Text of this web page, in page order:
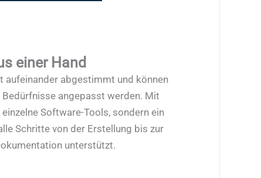
einer Hand
aufeinander abgestimmt und können
angepasst werden. Mit
Software-Tools, sondern ein
Schritte von der Erstellung bis zur
unterstützt.